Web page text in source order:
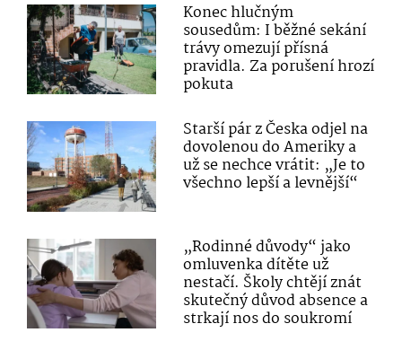
Konec hlučným
sousedům: I běžné sekání
trávy omezují přísná
pravidla. Za porušení hrozí
pokuta
Starší pár z Česka odjel na
dovolenou do Ameriky a
už se nechce vrátit: „Je to
všechno lepší a levnější“
„Rodinné důvody“ jako
omluvenka dítěte už
nestačí. Školy chtějí znát
skutečný důvod absence a
strkají nos do soukromí